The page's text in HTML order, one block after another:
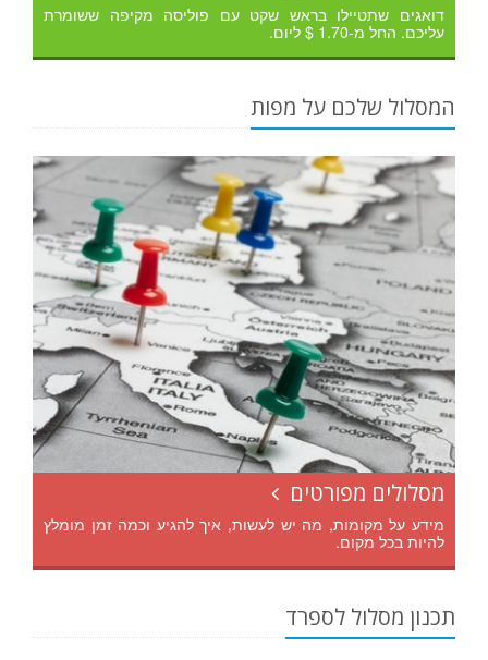
דואגים שתטיילו בראש שקט עם פוליסה מקיפה ששומרת
עליכם. החל מ-1.70 $ ליום.
המסלול שלכם על מפות
מסלולים מפורטים
מידע על מקומות, מה יש לעשות, איך להגיע וכמה זמן מומלץ
להיות בכל מקום.
תכנון מסלול לספרד